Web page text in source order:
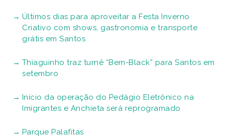
Últimos dias para aproveitar a Festa Inverno
Criativo com shows, gastronomia e transporte
grátis em Santos
Thiaguinho traz turnê “Bem-Black” para Santos em
setembro
Início da operação do Pedágio Eletrônico na
Imigrantes e Anchieta será reprogramado
Parque Palafitas